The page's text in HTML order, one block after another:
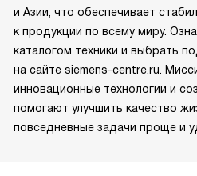
и Азии, что обеспечивает
к продукции по всему миру.
каталогом техники и выбрать
на сайте siemens-centre.ru.
инновационные технологии и
помогают улучшить качество
повседневные задачи проще и